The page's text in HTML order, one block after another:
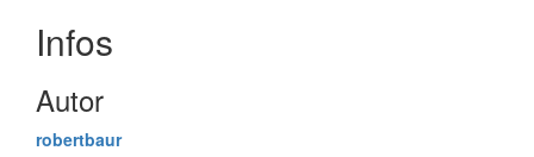
Infos
Autor
robertbaur